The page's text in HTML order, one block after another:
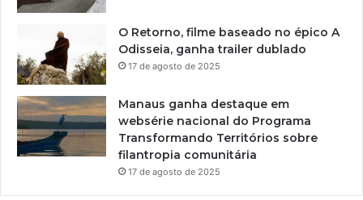
O Retorno, filme baseado no épico A
Odisseia, ganha trailer dublado
17 de agosto de 2025
Manaus ganha destaque em
websérie nacional do Programa
Transformando Territórios sobre
filantropia comunitária
17 de agosto de 2025